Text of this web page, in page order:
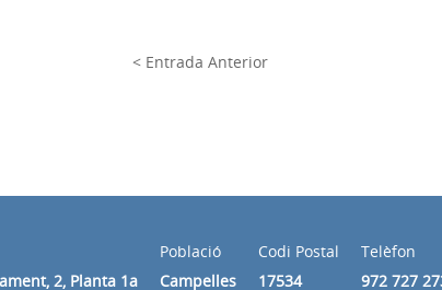
< Entrada Anterior
2, Planta 1a
Població
Campelles
Codi Postal
17534
Telèfon
972 727